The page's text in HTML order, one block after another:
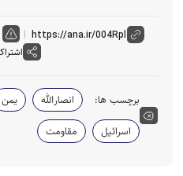
برچسب ها: انصارالله یمن
اسرائیل
مقاومت